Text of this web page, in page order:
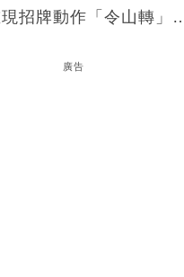
現招牌動作「令山轉
廣告